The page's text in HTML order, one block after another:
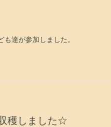
も達が参加しました。
収穫しました☆